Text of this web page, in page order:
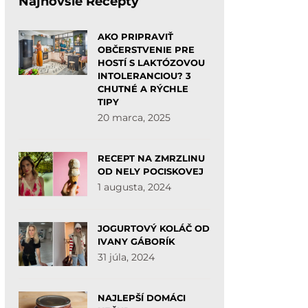
AKO PRIPRAVIŤ
OBČERSTVENIE PRE
HOSTÍ S LAKTÓZOVOU
INTOLERANCIOU? 3
CHUTNÉ A RÝCHLE
TIPY
20 marca, 2025
RECEPT NA ZMRZLINU
OD NELY POCISKOVEJ
1 augusta, 2024
JOGURTOVÝ KOLÁČ OD
IVANY GÁBORÍK
31 júla, 2024
NAJLEPŠÍ DOMÁCI